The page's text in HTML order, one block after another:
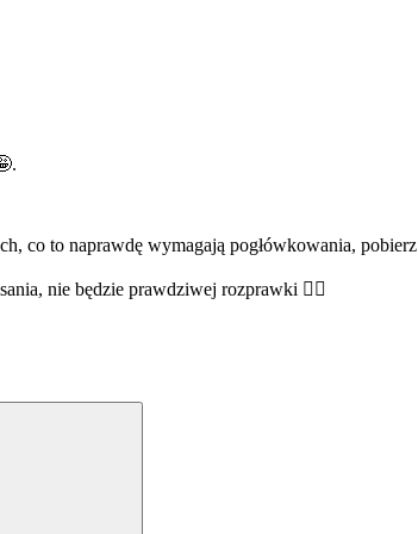
co to naprawdę wymagają pogłówkowania, pobierz
nie będzie prawdziwej rozprawki 🙅‍♀️